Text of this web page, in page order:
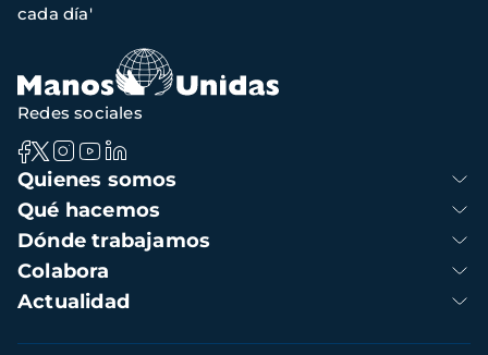
cada día'
Navegación
principal
Quienes somos
Qué hacemos
Dónde trabajamos
Colabora
Actualidad
Redes sociales